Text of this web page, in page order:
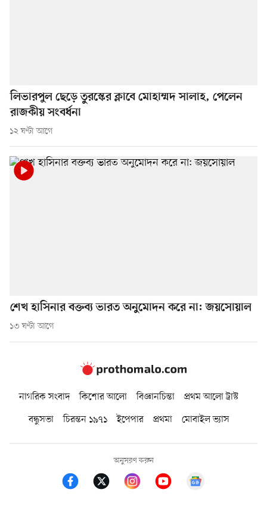
লিভারপুল ছেড়ে তুরস্কের ক্লাবে মোহাম্মদ সালাহ, পেলেন
রাজকীয় সংবর্ধনা
১২ ঘণ্টা আগে
শেখ হাসিনার বক্তব্য ভারত অনুমোদন করে না: জয়সোয়াল
১৩ ঘণ্টা আগে
নাগরিক সংবাদ কিশোর আলো বিজ্ঞানচিন্তা
প্রথম আলো ট্রাস্ট
বন্ধুসভা
চিরন্তন ১৯৭১ ইপেপার প্রথমা মোবাইল ভ্যাস
অনুসরণ করুন